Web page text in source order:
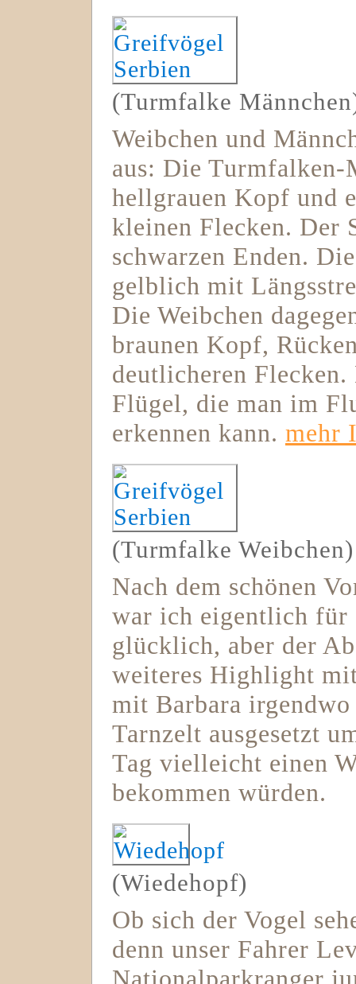
(Turmfalke
Weibchen und
aus: Die Turmfalken-
hellgrauen Kopf und
kleinen Flecken. Der
schwarzen Enden.
gelblich mit
Die Weibchen
braunen Kopf,
deutlicheren Flecken.
Flügel, die man im
erkennen kann. mehr
(Turmfalke Weibchen)
Nach dem schönen
war ich eigentlich für
glücklich, aber der
weiteres Highlight
mit Barbara
Tarnzelt ausgesetzt
Tag vielleicht einen
bekommen würden.
(Wiedehopf)
Ob sich der Vogel
denn unser Fahrer